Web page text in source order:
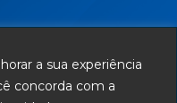
a sua experiência
concorda com a